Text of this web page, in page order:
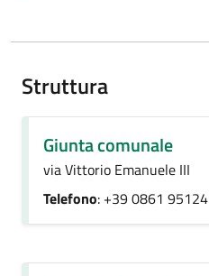
Struttura
Giunta comunale
via Vittorio Emanuele III
Telefono: +39 0861 95124